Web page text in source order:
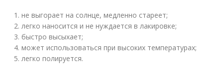
не выгорает на солнце, медленно стареет;
легко наносится и не нуждается в лакировке;
быстро высыхает;
может использоваться при высоких температурах;
легко полируется.